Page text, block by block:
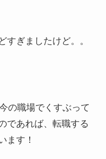
すぎましたけど。。
の職場でくすぶって
であれば、転職する
ます！